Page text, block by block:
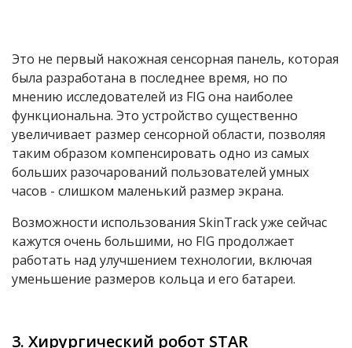
Это не первый накожная сенсорная панель, которая
была разработана в последнее время, но по
мнению исследователей из FIG она наиболее
функциональна. Это устройство существенно
увеличивает размер сенсорной области, позволяя
таким образом компенсировать одно из самых
больших разочарований пользователей умных
часов - слишком маленький размер экрана.
Возможности использования SkinTrack уже сейчас
кажутся очень большими, но FIG продолжает
работать над улучшением технологии, включая
уменьшение размеров кольца и его батареи.
3. Хирургический робот STAR